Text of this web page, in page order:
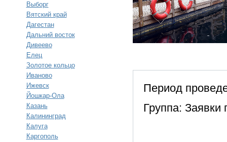
Выборг
Вятский край
Дагестан
Дальний восток
Дивеево
Елец
Золотое кольцо
Иваново
Ижевск
Йошкар-Ола
Казань
Калининград
Калуга
Каргополь
Период
Группа: Заявки